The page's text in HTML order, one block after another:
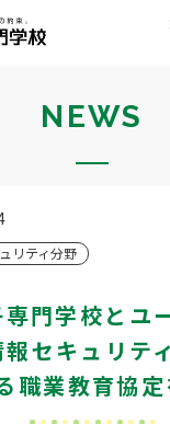
NEWS
リティ分野
専門学校とユ
セキュリテ
職業教育協